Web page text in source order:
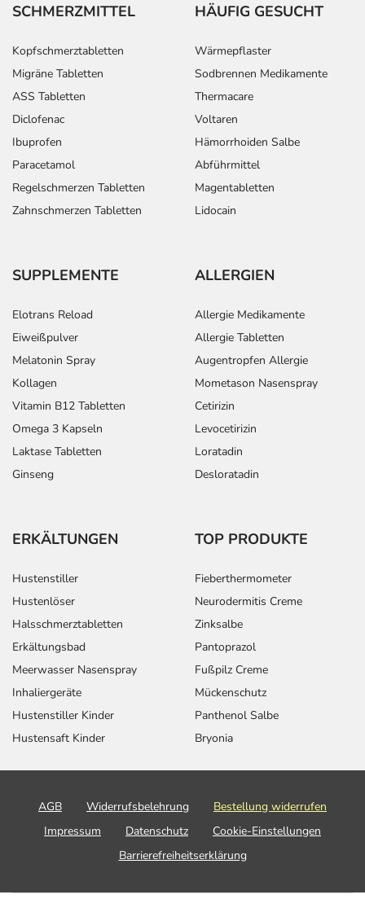
SCHMERZMITTEL
Kopfschmerztabletten
Migräne Tabletten
ASS Tabletten
Diclofenac
Ibuprofen
Paracetamol
Regelschmerzen Tabletten
Zahnschmerzen Tabletten
HÄUFIG GESUCHT
Wärmepflaster
Sodbrennen Medikamente
Thermacare
Voltaren
Hämorrhoiden Salbe
Abführmittel
Magentabletten
Lidocain
SUPPLEMENTE
Elotrans Reload
Eiweißpulver
Melatonin Spray
Kollagen
Vitamin B12 Tabletten
Omega 3 Kapseln
Laktase Tabletten
Ginseng
ALLERGIEN
Allergie Medikamente
Allergie Tabletten
Augentropfen Allergie
Mometason Nasenspray
Cetirizin
Levocetirizin
Loratadin
Desloratadin
ERKÄLTUNGEN
Hustenstiller
Hustenlöser
Halsschmerztabletten
Erkältungsbad
Meerwasser Nasenspray
Inhaliergeräte
Hustenstiller Kinder
Hustensaft Kinder
TOP PRODUKTE
Fieberthermometer
Neurodermitis Creme
Zinksalbe
Pantoprazol
Fußpilz Creme
Mückenschutz
Panthenol Salbe
Bryonia
AGB Widerrufsbelehrung
Bestellung widerrufen
Impressum
Datenschutz
Cookie-Einstellungen
Barrierefreiheitserklärung